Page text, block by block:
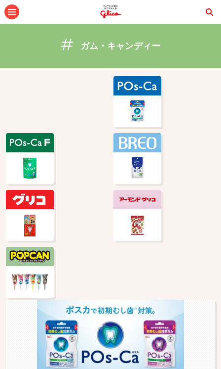
ガム・キャンディー